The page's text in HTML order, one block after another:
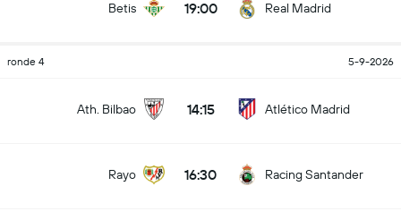
Betis 19:00 Real Madrid
ronde 4 5-9-2026
Ath. Bilbao 14:15 Atlético Madrid
Rayo 16:30 Racing Santander